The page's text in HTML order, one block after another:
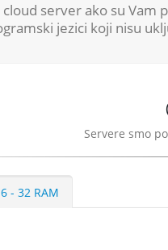
server ako su Vam
jezici koji nisu
Servere smo
- 32 RAM